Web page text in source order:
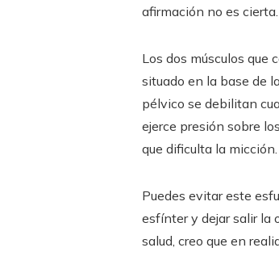
afirmación no es cierta.
Los dos músculos que
situado en la base de
pélvico se debilitan
ejerce presión sobre
que dificulta la micción.
Puedes evitar este
esfínter y dejar salir la
salud, creo que en